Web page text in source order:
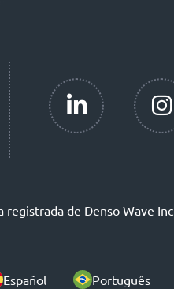
registrada de Denso Wave Inc.
Español Português